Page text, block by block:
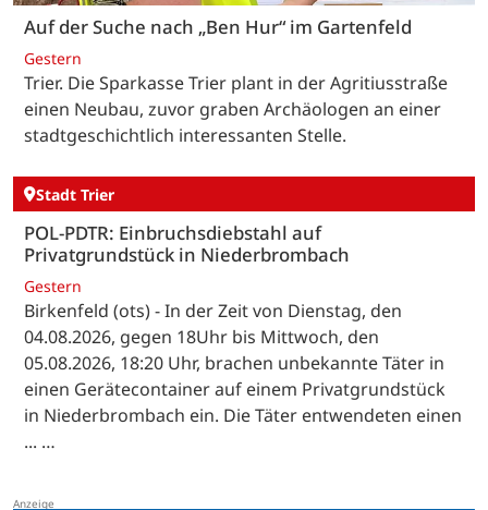
Auf der Suche nach „Ben Hur“ im Gartenfeld
Gestern
Trier. Die Sparkasse Trier plant in der Agritiusstraße
einen Neubau, zuvor graben Archäologen an einer
stadtgeschichtlich interessanten Stelle.
Stadt Trier
POL-PDTR: Einbruchsdiebstahl auf
Privatgrundstück in Niederbrombach
Gestern
Birkenfeld (ots) - In der Zeit von Dienstag, den
04.08.2026, gegen 18Uhr bis Mittwoch, den
05.08.2026, 18:20 Uhr, brachen unbekannte Täter in
einen Gerätecontainer auf einem Privatgrundstück
in Niederbrombach ein. Die Täter entwendeten einen
... …